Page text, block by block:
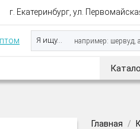
г. Екатеринбург, ул.
Я ищу...
Главная